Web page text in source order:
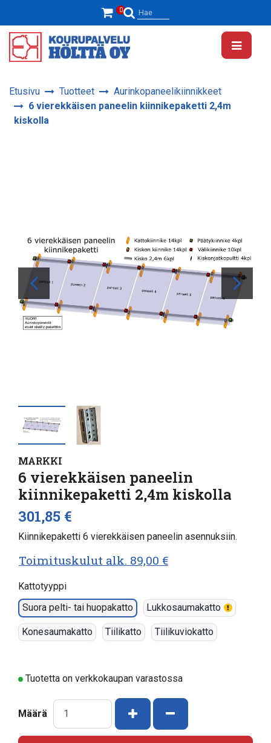
0
Hae
Etusivu Tuotteet
Aurinkopaneelikiinnikkeet
6 vierekkäisen paneelin kiinnikepaketti 2,4m
kiskolla
MARKKI
6 vierekkäisen paneelin
kiinnikepaketti 2,4m kiskolla
301,85 €
Kiinnikepaketti 6 vierekkäisen paneelin asennuksiin.
Toimituskulut alk. 89,00 €
Kattotyyppi
Suora pelti- tai huopakatto
Lukkosaumakatto
Konesaumakatto Tiilikatto Tiilikuviokatto
Tuotetta on verkkokaupan varastossa
Määrä Kasvata määrää
Vähennä määrää